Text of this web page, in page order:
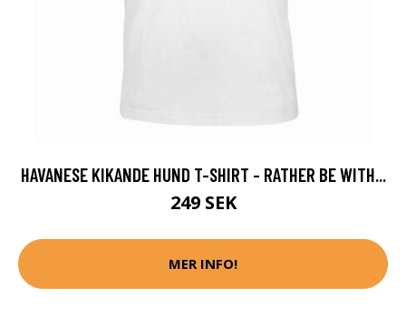
HAVANESE KIKANDE HUND T-SHIRT - RATHER BE WITH...
249 SEK
MER INFO!